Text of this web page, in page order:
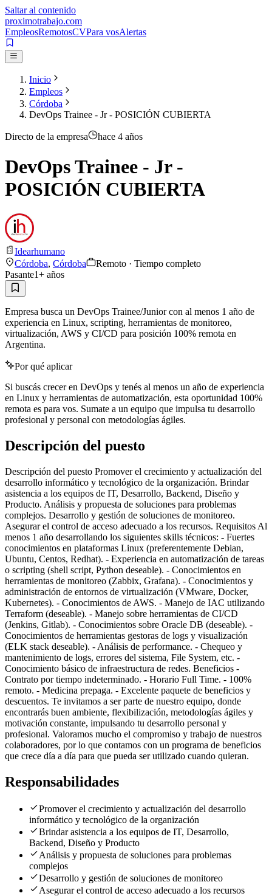
Saltar al contenido
proximotrabajo.com
EmpleosRemotosCVPara vosAlertas
Inicio
Empleos
Córdoba
DevOps Trainee - Jr - POSICIÓN CUBIERTA
Directo de la empresa hace 4 años
DevOps Trainee - Jr -
POSICIÓN CUBIERTA
Idearhumano
Córdoba, Córdoba
Remoto · Tiempo completo
Pasante1+ años
Empresa busca un DevOps Trainee/Junior con al menos 1 año de
experiencia en Linux, scripting, herramientas de monitoreo,
virtualización, AWS y CI/CD para posición 100% remota en
Argentina.
Por qué aplicar
Si buscás crecer en DevOps y tenés al menos un año de experiencia
en Linux y herramientas de automatización, esta oportunidad 100%
remota es para vos. Sumate a un equipo que impulsa tu desarrollo
profesional y personal con metodologías ágiles.
Descripción del puesto
Descripción del puesto Promover el crecimiento y actualización del
desarrollo informático y tecnológico de la organización. Brindar
asistencia a los equipos de IT, Desarrollo, Backend, Diseño y
Producto. Análisis y propuesta de soluciones para problemas
complejos. Desarrollo y gestión de soluciones de monitoreo.
Asegurar el control de acceso adecuado a los recursos. Requisitos Al
menos 1 año desarrollando los siguientes skills técnicos: - Fuertes
conocimientos en plataformas Linux (preferentemente Debian,
Ubuntu, Centos, Redhat). - Experiencia en automatización de tareas
o scripting (shell script, Python deseable). - Conocimientos en
herramientas de monitoreo (Zabbix, Grafana). - Conocimientos y
administración de entornos de virtualización (VMware, Docker,
Kubernetes). - Conocimientos de AWS. - Manejo de IAC utilizando
Terraform (deseable). - Manejo sobre herramientas de CI/CD
(Jenkins, Gitlab). - Conocimientos sobre Oracle DB (deseable). -
Conocimientos de herramientas gestoras de logs y visualización
(ELK stack deseable). - Análisis de performance. - Chequeo y
mantenimiento de logs, errores del sistema, File System, etc. -
Conocimiento básico de infraestructura de redes. Beneficios -
Contrato por tiempo indeterminado. - Horario Full Time. - 100%
remoto. - Medicina prepaga. - Excelente paquete de beneficios y
descuentos. Te invitamos a ser parte de nuestro equipo, donde
encontrarás buen ambiente, flexibilización, metodologías ágiles y
motivación constante, impulsando tu desarrollo personal y
profesional. Valoramos mucho el compromiso y trabajo de nuestros
colaboradores, por lo que contamos con un programa de beneficios
que crece día a día para que pueda ser utilizado cuando quieran.
Responsabilidades
Promover el crecimiento y actualización del desarrollo
informático y tecnológico de la organización
Brindar asistencia a los equipos de IT, Desarrollo,
Backend, Diseño y Producto
Análisis y propuesta de soluciones para problemas
complejos
Desarrollo y gestión de soluciones de monitoreo
Asegurar el control de acceso adecuado a los recursos